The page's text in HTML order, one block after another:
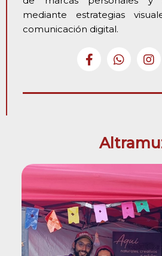
mediante estrategias
comunicación digital.